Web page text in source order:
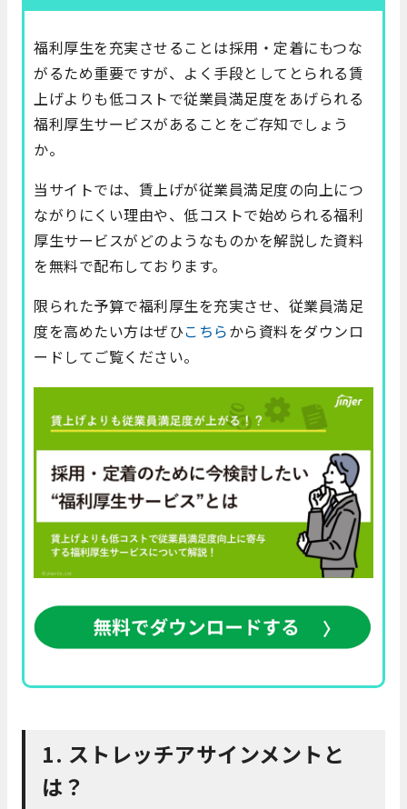
福利厚生を充実させることは採用・定着にもつな
がるため重要ですが、よく手段としてとられる賃
上げよりも低コストで従業員満足度をあげられる
福利厚生サービスがあることをご存知でしょう
か。
当サイトでは、賃上げが従業員満足度の向上につ
ながりにくい理由や、低コストで始められる福利
厚生サービスがどのようなものかを解説した資料
を無料で配布しております。
限られた予算で福利厚生を充実させ、従業員満足
度を高めたい方はぜひこちらから資料をダウンロ
ードしてご覧ください。
1. ストレッチアサインメントと
は？